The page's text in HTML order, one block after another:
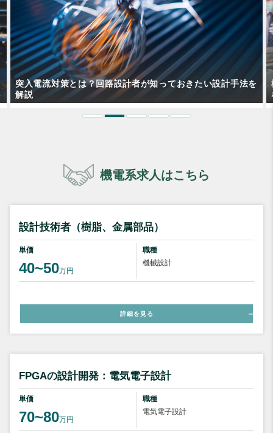
機構設計エンジニアはフリーランスになれるのか？仕事内容
なども含めて解説！
機電系求人はこちら
設計技術者（樹脂、金属部品）
単価
40~50万円
職種
機械設計
詳細を見る
FPGAの設計開発：電気電子設計
単価
70~80万円
職種
電気電子設計